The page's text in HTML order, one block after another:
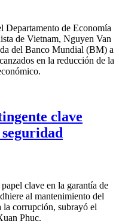
de Economía
de Vietnam, Nguyen Van
del Banco Mundial (BM) a
en la reducción de la
clave
clave en la garantía de
al mantenimiento del
corrupción, subrayó el
Phuc.